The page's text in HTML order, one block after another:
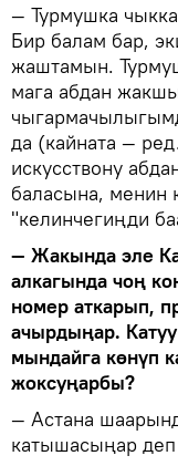
— Турмушка
Бир балам бар,
жаштамын.
мага абдан
да (кайната —
искусствону
баласына, менин
"келинчегиңди
— Жакында эле
алкагында чоң
номер аткарып,
ачырдыңар.
мындайга көнүп
жоксуңарбы?
— Астана
катышасыңар